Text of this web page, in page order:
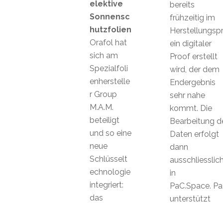
bereits
frühzeitig im
ein digitaler
Proof erstellt
wird, der dem
Endergebnis
sehr nahe
kommt. Die
Bearbeitung
Daten erfolgt
dann
in
PaC.Space.
unterstützt
elektive
Sonnensc
hutzfolien
Orafol hat
sich am
Spezialfoli
enherstelle
r Group
M.A.M.
beteiligt
und so eine
neue
Schlüsselt
echnologie
integriert:
das